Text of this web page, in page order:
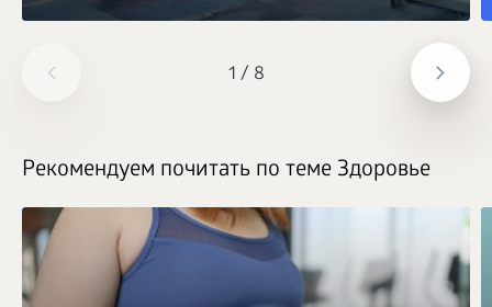
1 / 8
Рекомендуем почитать по теме Здоровье